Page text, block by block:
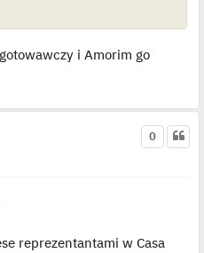
i Amorim go
0
reprezentantami w Casa